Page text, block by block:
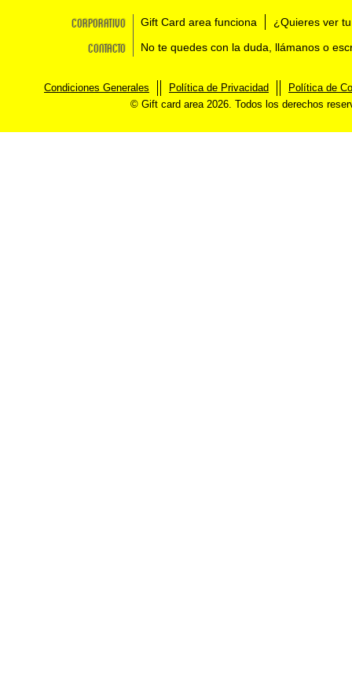
Corporativo Gift Card area funciona ¿Quieres ver
Contacto No te quedes con la duda, llámanos o
Condiciones Generales Política de Privacidad
Política de
© Gift card area 2026. Todos los derechos